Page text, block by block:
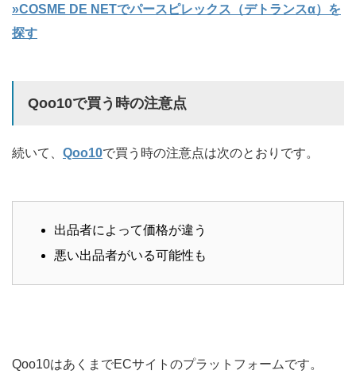
»COSME DE NETでパースピレックス（デトランスα）を
探す
Qoo10で買う時の注意点
続いて、 Qoo10で買う時の注意点は次のとおりです。
出品者によって価格が違う
悪い出品者がいる可能性も
Qoo10はあくまでECサイトのプラットフォームです。